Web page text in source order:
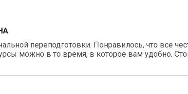
переподготовки. Понравилось, что все
можно в то время, в которое вам удобно.